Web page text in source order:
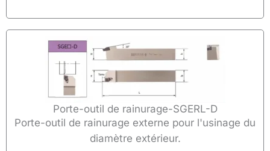
Porte-outil de rainurage-SGERL-D
Porte-outil de rainurage externe pour l'usinage du
diamètre extérieur.